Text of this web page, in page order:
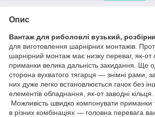
Опис
Вантаж для риболовлі вузький,
для виготовлення шарнірних монтажів.
шарнірний монтаж має низку переваг, як-от
приманки велика дальність закидання. Ще
сторона вухватого тягарця — знімні рами,
них дуже легко встановлюється гачок без
елементів обладнання, як-от заводні кільця.
Можливість швидко компонувати приманки
в різних комбінаціях — головна перевага